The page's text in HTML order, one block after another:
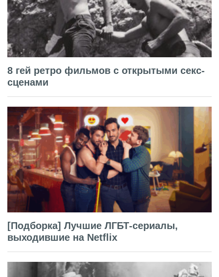
8 гей ретро фильмов с открытыми секс-
сценами
[Подборка] Лучшие ЛГБТ-сериалы,
выходившие на Netflix